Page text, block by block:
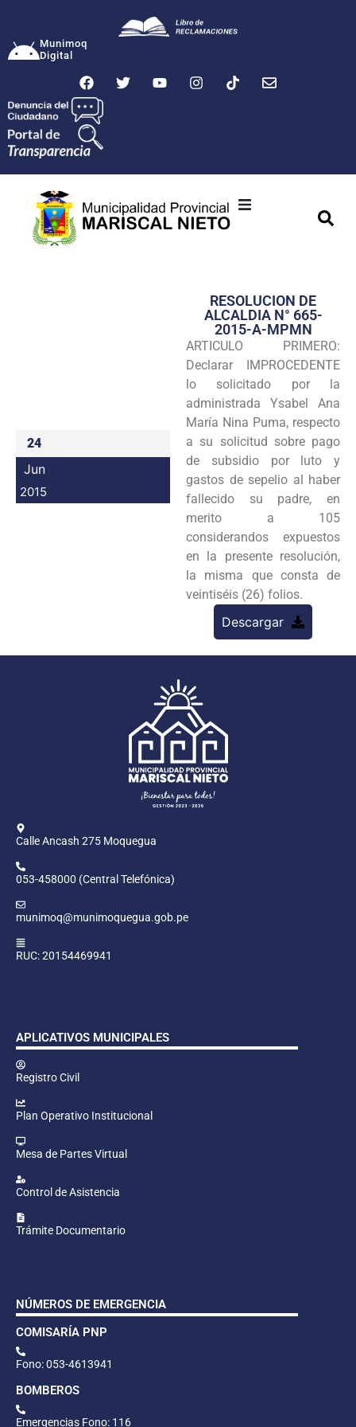
Munimoq
Digital
Transparencia
Seguridad
Programas
Intranet
24
Jun
2015
RESOLUCION DE
ALCALDIA N° 665-
2015-A-MPMN
ARTICULO PRIMERO:
Declarar IMPROCEDENTE
lo solicitado por la
administrada Ysabel Ana
María Nina Puma, respecto
a su solicitud sobre pago
de subsidio por luto y
gastos de sepelio al haber
fallecido su padre, en
merito a 105
considerandos expuestos
en la presente resolución,
la misma que consta de
veintiséis (26) folios.
Descargar
Calle Ancash 275 Moquegua
053-458000 (Central Telefónica)
munimoq@munimoquegua.gob.pe
RUC: 20154469941
APLICATIVOS MUNICIPALES
Registro Civil
Plan Operativo Institucional
Mesa de Partes Virtual
Control de Asistencia
Trámite Documentario
NÚMEROS DE EMERGENCIA
COMISARÍA PNP
Fono: 053-4613941
BOMBEROS
Emergencias Fono: 116